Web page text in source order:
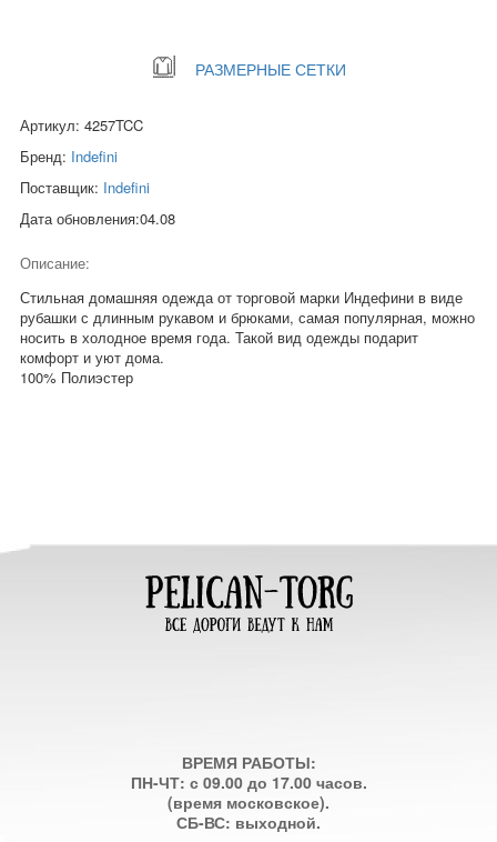
РАЗМЕРНЫЕ СЕТКИ
Артикул: 4257TCC
Бренд: Indefini
Поставщик: Indefini
Дата обновления:04.08
Описание:
Стильная домашняя одежда от торговой марки Индефини в виде
рубашки с длинным рукавом и брюками, самая популярная, можно
носить в холодное время года. Такой вид одежды подарит
комфорт и уют дома.
100% Полиэстер
ВРЕМЯ РАБОТЫ:
ПН-ЧТ: с 09.00 до 17.00 часов.
(время московское).
СБ-ВС: выходной.